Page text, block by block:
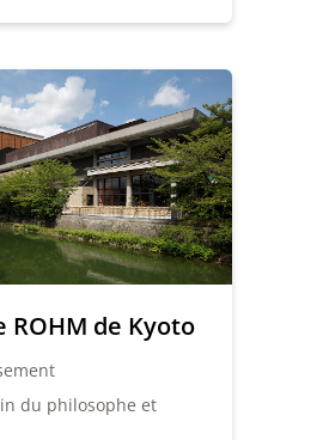
ROHM de Kyoto
du philosophe et